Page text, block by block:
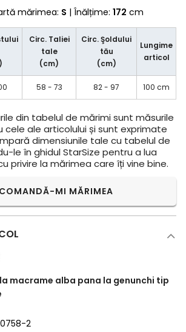
mărimea: S | Înălțime: 172 cm
Circ. Taliei
tale
(cm)
Circ. Şoldului
tău
(cm)
Lungime
articol
58 - 73 82 - 97 100 cm
din tabelul de mărimi sunt măsurile
cele ale articolului și sunt exprimate
dimensiunile tale cu tabelul de
le în ghidul StarSize pentru a lua
privire la mărimea care îți vine bine.
MI MĂRIMEA
macrame alba pana la genunchi tip
2